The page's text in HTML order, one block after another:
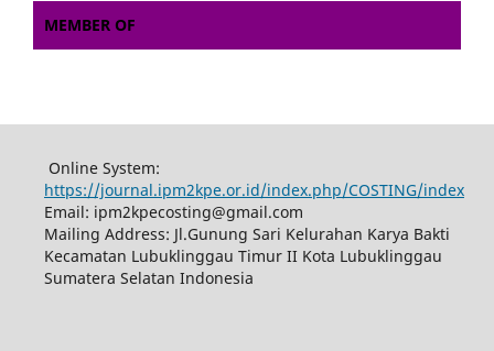
MEMBER OF
Online System:
https://journal.ipm2kpe.or.id/index.php/COSTING/index
Email: ipm2kpecosting@gmail.com
Mailing Address: Jl.Gunung Sari Kelurahan Karya Bakti
Kecamatan Lubuklinggau Timur II Kota Lubuklinggau
Sumatera Selatan Indonesia